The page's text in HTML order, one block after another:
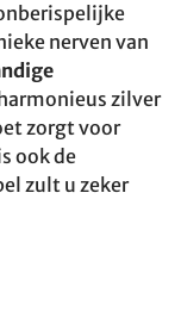
nerven van
zilver
zorgt voor
ook de
zult u zeker